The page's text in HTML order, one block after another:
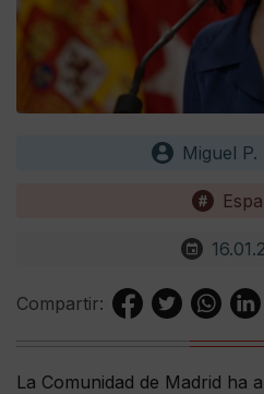
Miguel
Compartir:
La Comunidad de Madrid ha